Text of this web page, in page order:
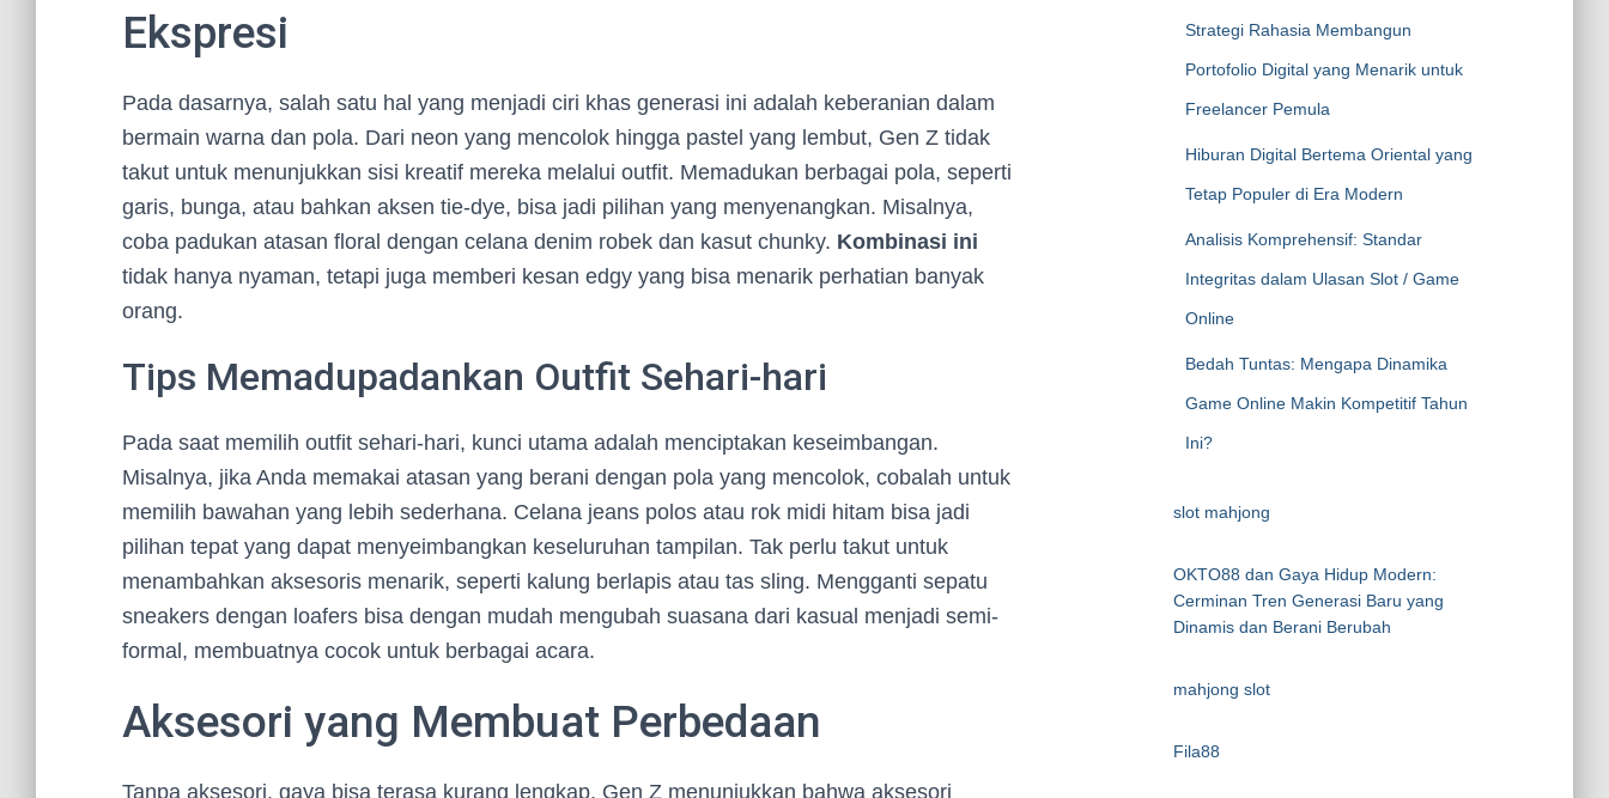
Ekspresi
Pada dasarnya, salah satu hal yang menjadi ciri khas generasi ini adalah keberanian dalam
bermain warna dan pola. Dari neon yang mencolok hingga pastel yang lembut, Gen Z tidak
takut untuk menunjukkan sisi kreatif mereka melalui outfit. Memadukan berbagai pola, seperti
garis, bunga, atau bahkan aksen tie-dye, bisa jadi pilihan yang menyenangkan. Misalnya,
coba padukan atasan floral dengan celana denim robek dan kasut chunky. Kombinasi ini
tidak hanya nyaman, tetapi juga memberi kesan edgy yang bisa menarik perhatian banyak
orang.
Tips Memadupadankan Outfit Sehari-hari
Pada saat memilih outfit sehari-hari, kunci utama adalah menciptakan keseimbangan.
Misalnya, jika Anda memakai atasan yang berani dengan pola yang mencolok, cobalah untuk
memilih bawahan yang lebih sederhana. Celana jeans polos atau rok midi hitam bisa jadi
pilihan tepat yang dapat menyeimbangkan keseluruhan tampilan. Tak perlu takut untuk
menambahkan aksesoris menarik, seperti kalung berlapis atau tas sling. Mengganti sepatu
sneakers dengan loafers bisa dengan mudah mengubah suasana dari kasual menjadi semi-
formal, membuatnya cocok untuk berbagai acara.
Aksesori yang Membuat Perbedaan
Tanpa aksesori, gaya bisa terasa kurang lengkap. Gen Z menunjukkan bahwa aksesori
Strategi Rahasia Membangun
Portofolio Digital yang Menarik untuk
Freelancer Pemula
Hiburan Digital Bertema Oriental yang
Tetap Populer di Era Modern
Analisis Komprehensif: Standar
Integritas dalam Ulasan Slot / Game
Online
Bedah Tuntas: Mengapa Dinamika
Game Online Makin Kompetitif Tahun
Ini?
slot mahjong
OKTO88 dan Gaya Hidup Modern:
Cerminan Tren Generasi Baru yang
Dinamis dan Berani Berubah
mahjong slot
Fila88